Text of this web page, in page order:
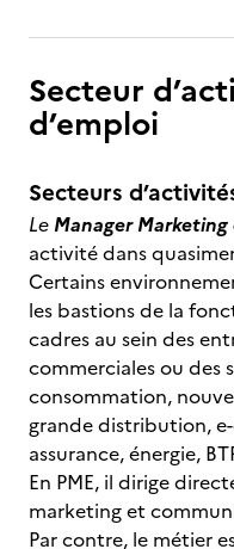
Secteur
d’emploi
Secteurs
Le Manager
activité dans
Certains
les bastions de la
cadres au sein des
commerciales ou des
consommation,
grande distribution,
assurance, énergie,
En PME, il dirige
marketing et
Par contre, le métier